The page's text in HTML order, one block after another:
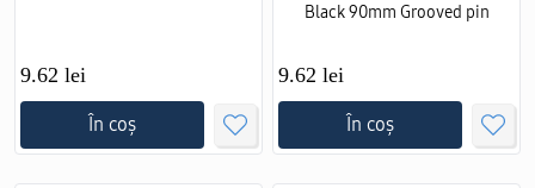
9.62 lei
În coș
Black 90mm Grooved pin
9.62 lei
În coș